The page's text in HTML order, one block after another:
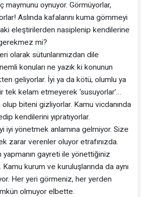
oynuyor. Görmüyorlar,
Aslında kafalarını kuma gömmeyi
eleştirilerden nasiplenip kendilerine
mi?
olarak sütunlarımızdan dile
konuları ne yazık ki konunun
geliyorlar. İyi ya da kötü, olumlu ya
tek kelam etmeyerek ‘susuyorlar’…
olup biteni gizliyorlar. Kamu vicdanında
kendilerini yıpratıyorlar.
iyi yönetmek anlamına gelmiyor. Size
zarar verenler oluyor etrafınızda.
gayreti ile yönettiğiniz
kurum ve kuruluşlarında da aynı
Her yeri görmeniz, her yerden
olmuyor elbette.